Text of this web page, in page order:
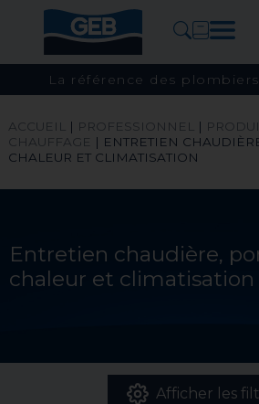
La référence des
ACCUEIL | PROFESSIONNEL |
CHAUFFAGE
| ENTRETIEN
CHALEUR ET CLIMATISATION
Entretien chaudière,
chaleur et climatisation
Afficher les